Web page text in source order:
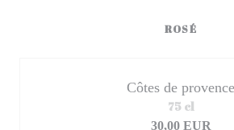
ROSÉ
Côtes de provence
30,00 EUR
75 cl